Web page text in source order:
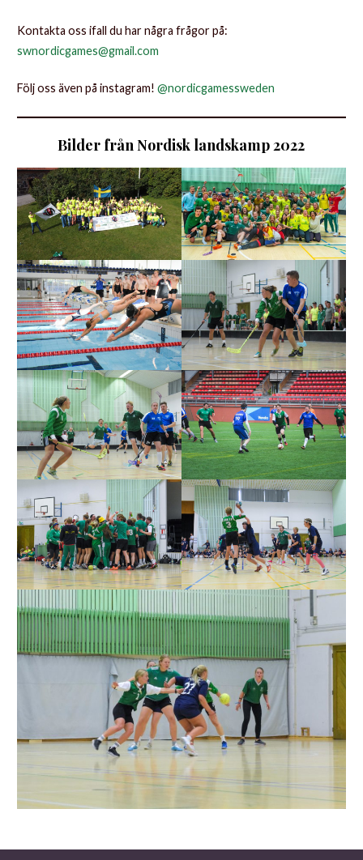
Kontakta oss ifall du har några frågor på:
swnordicgames@gmail.com
Följ oss även på instagram! @nordicgamessweden
Bilder från Nordisk landskamp 2022